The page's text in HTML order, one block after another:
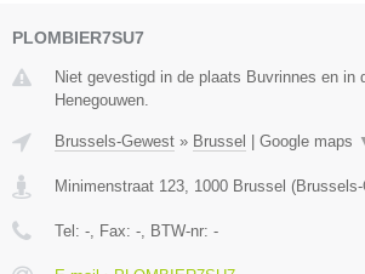
PLOMBIER7SU7
Niet gevestigd in de plaats Buvrinnes en in
Henegouwen.
Brussels-Gewest » Brussel | Google maps
Minimenstraat 123 1000 Brussel (
Tel: - , Fax: - , BTW-nr: -